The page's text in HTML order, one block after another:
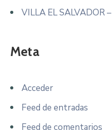
VILLA EL SALVADOR
Meta
Acceder
Feed de entradas
Feed de comentarios